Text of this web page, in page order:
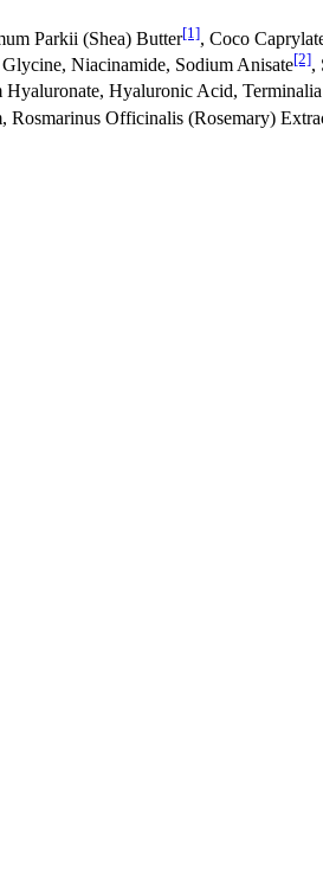
Parkii (Shea) Butter[1], Coco
Niacinamide, Sodium Anisate[2],
Hyaluronate, Hyaluronic Acid,
Officinalis (Rosemary)